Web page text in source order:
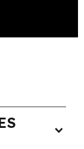
expand_more